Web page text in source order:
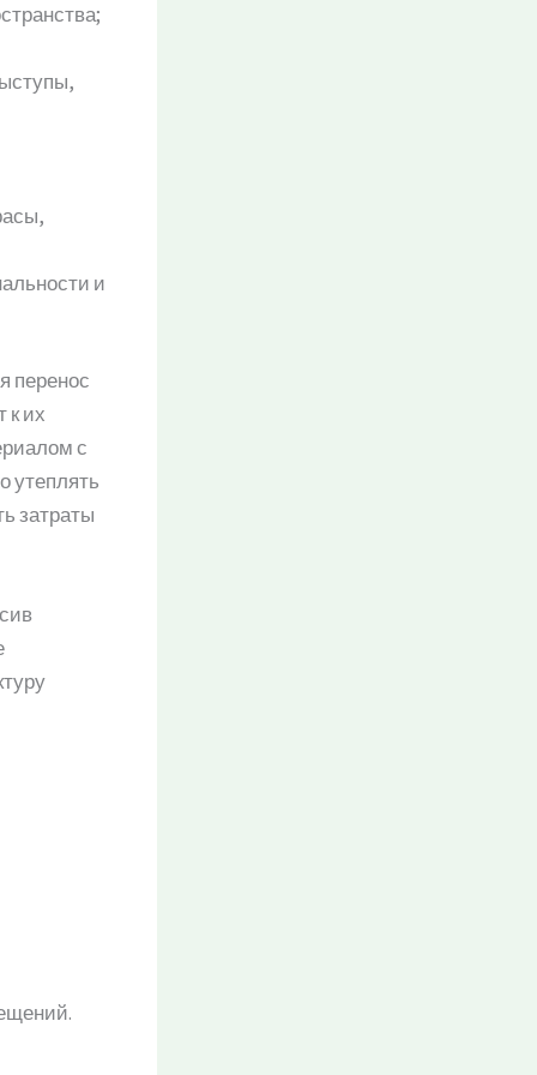
и
перенос
к их
с
утеплять
затраты